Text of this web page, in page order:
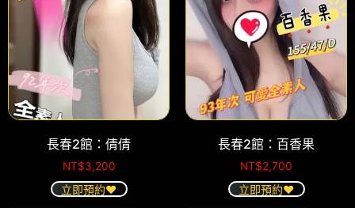
長春2館：倩倩
NT$3,200
立即預約❤️
長春2館：百香果
NT$2,700
立即預約❤️